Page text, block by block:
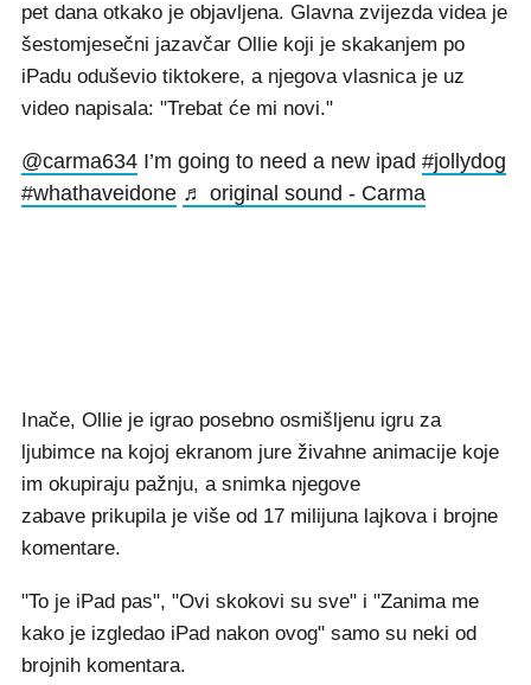
pet dana otkako je objavljena. Glavna zvijezda videa je
šestomjesečni jazavčar Ollie koji je skakanjem po
iPadu oduševio tiktokere, a njegova vlasnica je uz
video napisala: "Trebat će mi novi."
@carma634 I’m going to need a new ipad #jollydog
#whathaveidone ♬ original sound - Carma
Inače, Ollie je igrao posebno osmišljenu igru za
ljubimce na kojoj ekranom jure živahne animacije koje
im okupiraju pažnju, a snimka njegove
zabave prikupila je više od 17 milijuna lajkova i brojne
komentare.
"To je iPad pas", "Ovi skokovi su sve" i "Zanima me
kako je izgledao iPad nakon ovog" samo su neki od
brojnih komentara.